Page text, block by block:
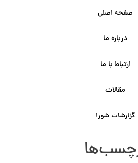
صفحه اصلی
درباره ما
ارتباط با ما
مقالات
گزارشات شورا